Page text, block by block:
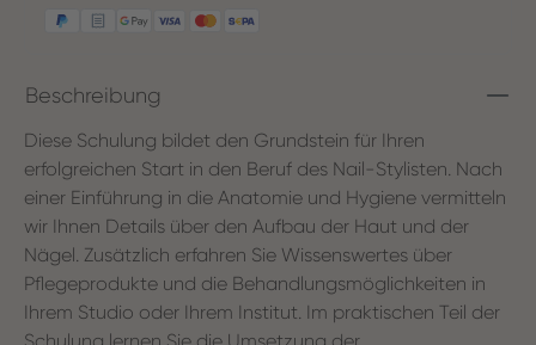
Beschreibung
Diese Schulung bildet den Grundstein für Ihren
erfolgreichen Start in den Beruf des Nail-Stylisten. Nach
einer Einführung in die Anatomie und Hygiene vermitteln
wir Ihnen Details über den Aufbau der Haut und der
Nägel. Zusätzlich erfahren Sie Wissenswertes über
Pflegeprodukte und die Behandlungsmöglichkeiten in
Ihrem Studio oder Ihrem Institut. Im praktischen Teil der